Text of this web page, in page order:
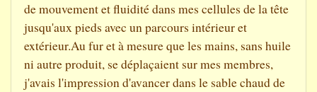
de mouvement et fluidité dans mes cellules de la tête
jusqu'aux pieds avec un parcours intérieur et
extérieur.Au fur et à mesure que les mains, sans huile
ni autre produit, se déplaçaient sur mes membres,
j'avais l'impression d'avancer dans le sable chaud de